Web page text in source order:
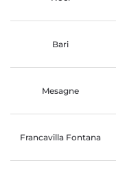
Bari
Mesagne
Francavilla Fontana